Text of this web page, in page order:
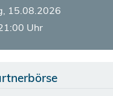
15.08.2026
Uhr